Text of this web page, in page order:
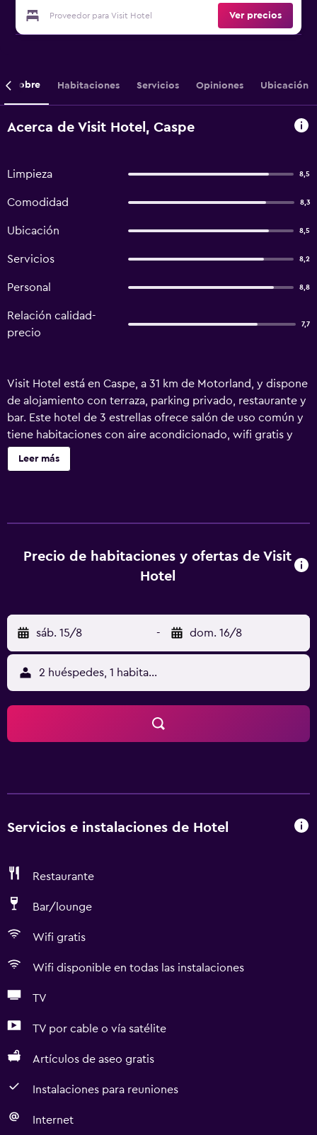
Proveedor para Visit Hotel Ver precios
Sobre Habitaciones Servicios Opiniones Ubicación
Acerca de Visit Hotel, Caspe
Limpieza 8,5
Comodidad 8,3
Ubicación 8,5
Servicios 8,2
Personal 8,8
Relación calidad-
precio
7,7
Visit Hotel está en Caspe, a 31 km de Motorland, y dispone
de alojamiento con terraza, parking privado, restaurante y
bar. Este hotel de 3 estrellas ofrece salón de uso común y
tiene habitaciones con aire acondicionado, wifi gratis y
baño privado. El cafetería es ideal para tomar algo. En el
hotel, las habitaciones incluyen escritorio. Todas las
Leer más
Precio de habitaciones y ofertas de Visit
Hotel
sáb. 15/8 - dom. 16/8
2 huéspedes, 1 habitación
Servicios e instalaciones de Hotel
Restaurante
Bar/lounge
Wifi gratis
Wifi disponible en todas las instalaciones
TV
TV por cable o vía satélite
Artículos de aseo gratis
Instalaciones para reuniones
Internet